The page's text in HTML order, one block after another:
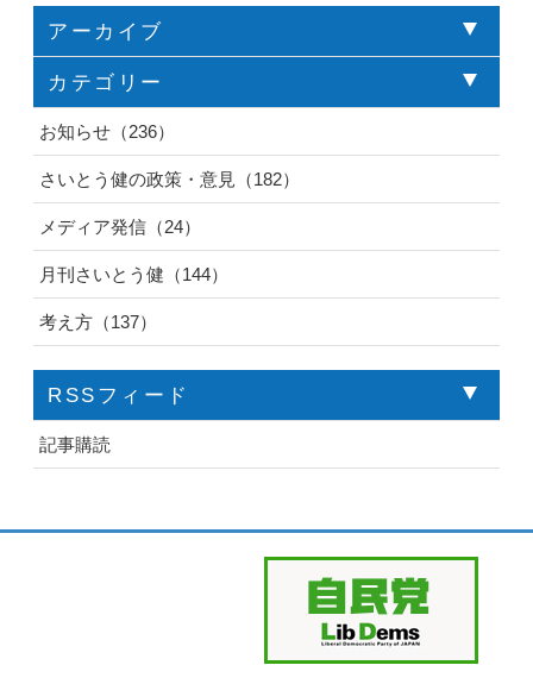
アーカイブ
カテゴリー
お知らせ（236）
さいとう健の政策・意見（182）
メディア発信（24）
月刊さいとう健（144）
考え方（137）
RSSフィード
記事購読